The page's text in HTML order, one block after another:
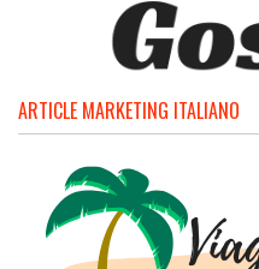
ARTICLE MARKETING ITALIANO